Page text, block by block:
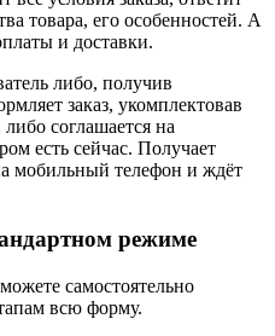
товара, его особенностей. А
и доставки.
либо, получив
заказ, укомплектовав
соглашается на
есть сейчас. Получает
мобильный телефон и ждёт
режиме
самостоятельно
всю форму.